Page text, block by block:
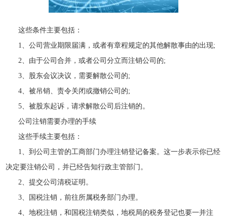
这些条件主要包括：
1、公司营业期限届满，或者有章程规定的其他解散事由的出现;
2、由于公司合并，或者公司分立而注销公司的;
3、股东会议决议，需要解散公司的;
4、被吊销、责令关闭或撤销公司的;
5、被股东起诉，请求解散公司后注销的。
公司注销需要办理的手续
这些手续主要包括：
1、到公司主管的工商部门办理注销登记备案。这一步表示你已经
决定要注销公司，并已经告知行政主管部门。
2、提交公司清税证明。
3、国税注销，前往所属税务部门办理。
4、地税注销，和国税注销类似，地税局的税务登记也要一并注